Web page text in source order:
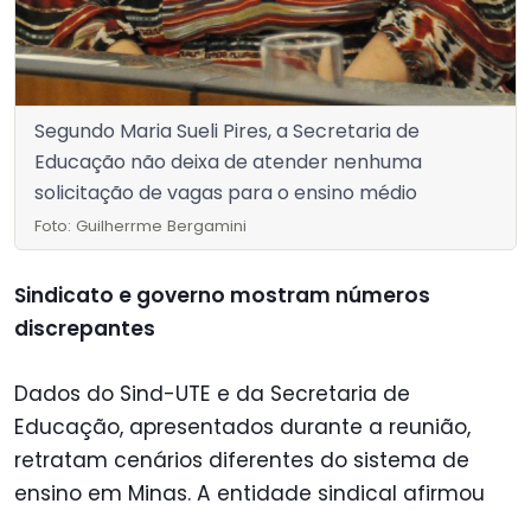
Segundo Maria Sueli Pires, a Secretaria de
Educação não deixa de atender nenhuma
solicitação de vagas para o ensino médio
Foto: Guilherrme Bergamini
Sindicato e governo mostram números
discrepantes
Dados do Sind-UTE e da Secretaria de
Educação, apresentados durante a reunião,
retratam cenários diferentes do sistema de
ensino em Minas. A entidade sindical afirmou